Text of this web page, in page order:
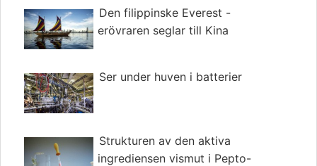
Den filippinske Everest -
erövraren seglar till Kina
Ser under huven i batterier
Strukturen av den aktiva
ingrediensen vismut i Pepto-